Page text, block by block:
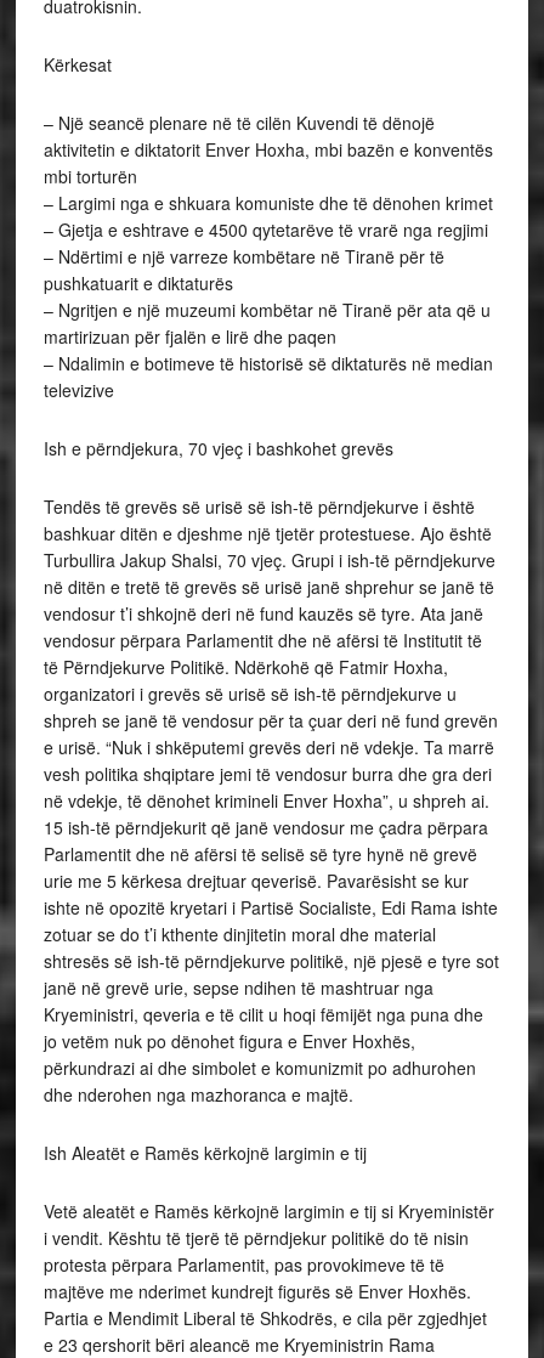
duatrokisnin.
Kërkesat
– Një seancë plenare në të cilën Kuvendi të dënojë
aktivitetin e diktatorit Enver Hoxha, mbi bazën e konventës
mbi torturën
– Largimi nga e shkuara komuniste dhe të dënohen krimet
– Gjetja e eshtrave e 4500 qytetarëve të vrarë nga regjimi
– Ndërtimi e një varreze kombëtare në Tiranë për të
pushkatuarit e diktaturës
– Ngritjen e një muzeumi kombëtar në Tiranë për ata që u
martirizuan për fjalën e lirë dhe paqen
– Ndalimin e botimeve të historisë së diktaturës në median
televizive
Ish e përndjekura, 70 vjeç i bashkohet grevës
Tendës të grevës së urisë së ish-të përndjekurve i është
bashkuar ditën e djeshme një tjetër protestuese. Ajo është
Turbullira Jakup Shalsi, 70 vjeç. Grupi i ish-të përndjekurve
në ditën e tretë të grevës së urisë janë shprehur se janë të
vendosur t’i shkojnë deri në fund kauzës së tyre. Ata janë
vendosur përpara Parlamentit dhe në afërsi të Institutit të
të Përndjekurve Politikë. Ndërkohë që Fatmir Hoxha,
organizatori i grevës së urisë së ish-të përndjekurve u
shpreh se janë të vendosur për ta çuar deri në fund grevën
e urisë. “Nuk i shkëputemi grevës deri në vdekje. Ta marrë
vesh politika shqiptare jemi të vendosur burra dhe gra deri
në vdekje, të dënohet krimineli Enver Hoxha”, u shpreh ai.
15 ish-të përndjekurit që janë vendosur me çadra përpara
Parlamentit dhe në afërsi të selisë së tyre hynë në grevë
urie me 5 kërkesa drejtuar qeverisë. Pavarësisht se kur
ishte në opozitë kryetari i Partisë Socialiste, Edi Rama ishte
zotuar se do t’i kthente dinjitetin moral dhe material
shtresës së ish-të përndjekurve politikë, një pjesë e tyre sot
janë në grevë urie, sepse ndihen të mashtruar nga
Kryeministri, qeveria e të cilit u hoqi fëmijët nga puna dhe
jo vetëm nuk po dënohet figura e Enver Hoxhës,
përkundrazi ai dhe simbolet e komunizmit po adhurohen
dhe nderohen nga mazhoranca e majtë.
Ish Aleatët e Ramës kërkojnë largimin e tij
Vetë aleatët e Ramës kërkojnë largimin e tij si Kryeministër
i vendit. Kështu të tjerë të përndjekur politikë do të nisin
protesta përpara Parlamentit, pas provokimeve të të
majtëve me nderimet kundrejt figurës së Enver Hoxhës.
Partia e Mendimit Liberal të Shkodrës, e cila për zgjedhjet
e 23 qershorit bëri aleancë me Kryeministrin Rama